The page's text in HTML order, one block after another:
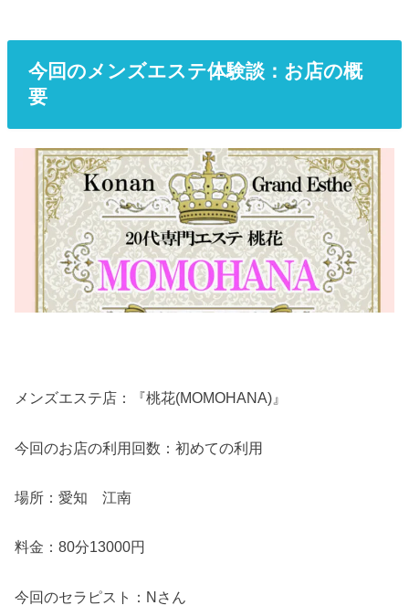
今回のメンズエステ体験談：お店の概
要
メンズエステ店：『桃花(MOMOHANA)』
今回のお店の利用回数：初めての利用
場所：愛知 江南
料金：80分13000円
今回のセラピスト：Nさん